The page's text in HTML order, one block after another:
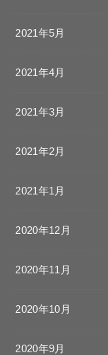
2021年5月
2021年4月
2021年3月
2021年2月
2021年1月
2020年12月
2020年11月
2020年10月
2020年9月